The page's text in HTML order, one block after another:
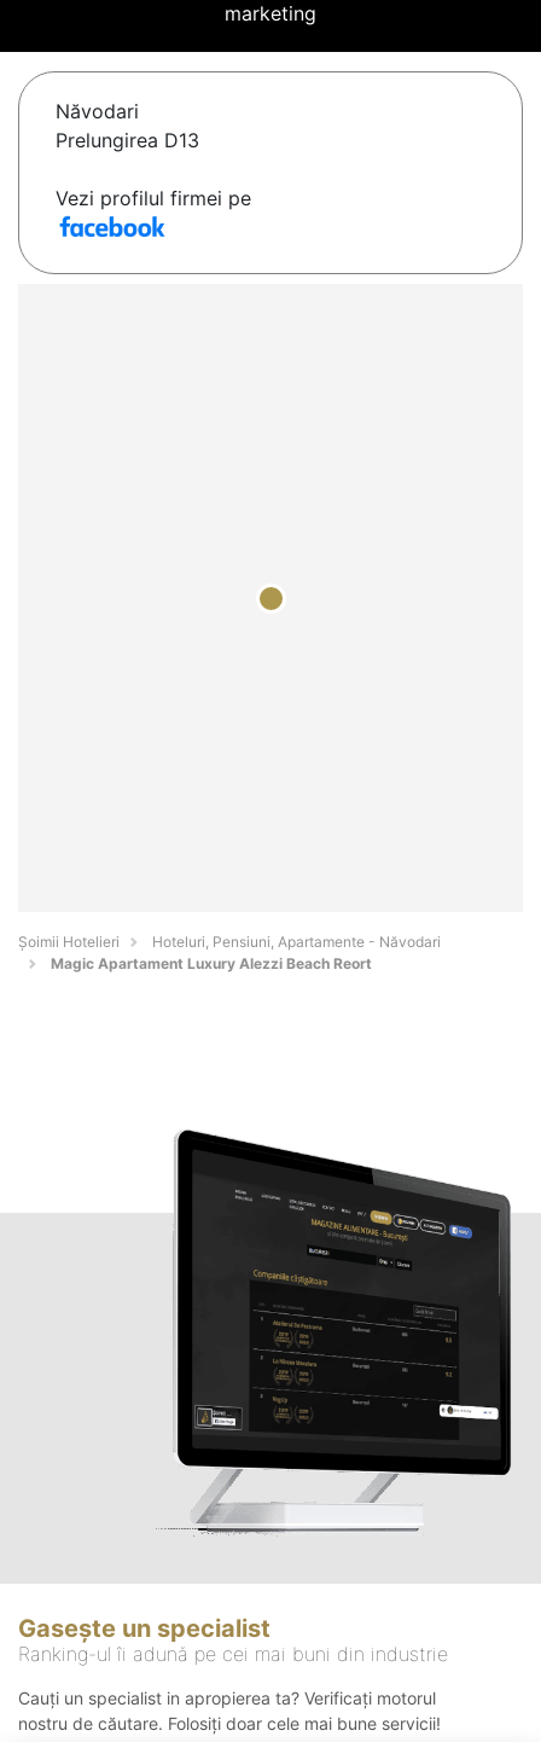
marketing
Năvodari
Prelungirea D13
Vezi profilul firmei pe
Șoimii Hotelieri
Hoteluri, Pensiuni, Apartamente - Năvodari
Magic Apartament Luxury Alezzi Beach Reort
Gasește un specialist
Ranking-ul îi adună pe cei mai buni din industrie
Cauți un specialist in apropierea ta? Verificați motorul
nostru de căutare. Folosiți doar cele mai bune servicii!